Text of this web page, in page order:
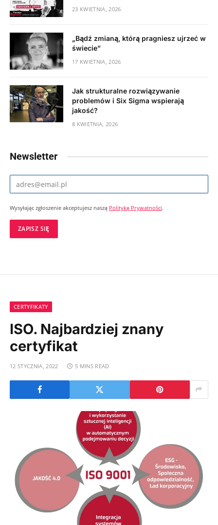
23 KWIETNIA, 2026
„Bądź zmianą, którą pragniesz ujrzeć w
świecie”
17 KWIETNIA, 2026
Jak strukturalne rozwiązywanie
problemów i Six Sigma wspierają
jakość?
8 KWIETNIA, 2026
Newsletter
Wysyłając zgłoszenie akceptujesz naszą Politykę Prywatności.
CERTYFIKATY
ISO. Najbardziej znany
certyfikat
12 STYCZNIA, 2022 5 MINS READ